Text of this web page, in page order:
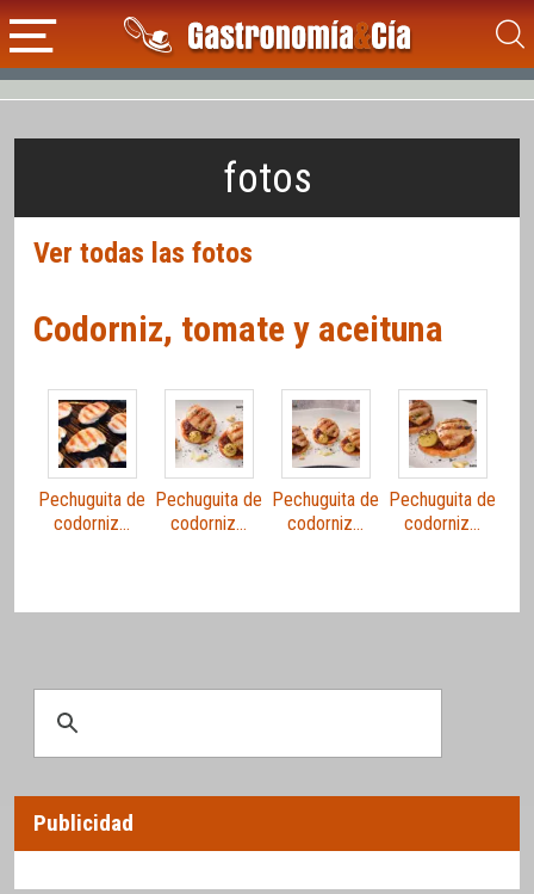
fotos
Ver todas las fotos
Codorniz, tomate y aceituna
Pechuguita de
codorniz…
Pechuguita de
codorniz…
Pechuguita de
codorniz…
Pechuguita de
codorniz…
Publicidad